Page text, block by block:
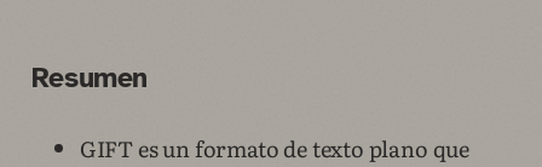
Resumen
GIFT es un formato de texto plano que